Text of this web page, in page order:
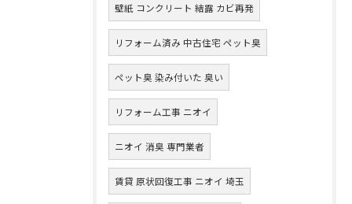
壁紙 コンクリート 結露 カビ再発
リフォーム済み 中古住宅 ペット臭
ペット臭 染み付いた 臭い
リフォーム工事 ニオイ
ニオイ 消臭 専門業者
賃貸 原状回復工事 ニオイ 埼玉